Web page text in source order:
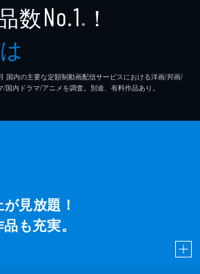
数No.1 ※ ！
国内の主要な定額制動画配信サービスにおける洋画/邦画/
内ドラマ/アニメを調査。別途、有料作品あり。
見放題！
も充実。